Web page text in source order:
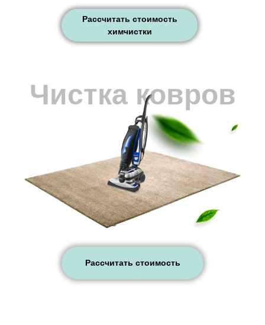
Рассчитать стоимость
химчистки
Чистка ковров
Рассчитать стоимость